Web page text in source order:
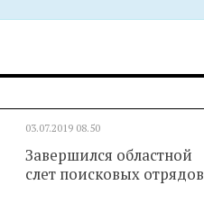
03.07.2019 08.50
Завершился областной
слет поисковых отрядов